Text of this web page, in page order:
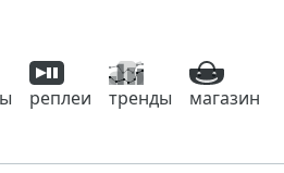
реплеи тренды магазин